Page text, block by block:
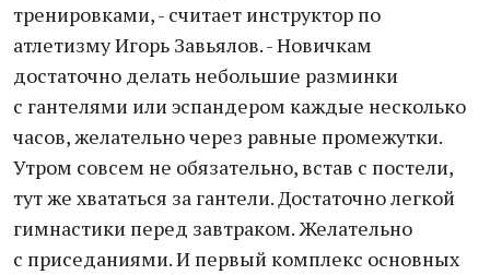
тренировками, - считает инструктор по
атлетизму Игорь Завьялов. - Новичкам
достаточно делать небольшие разминки
с гантелями или эспандером каждые несколько
часов, желательно через равные промежутки.
Утром совсем не обязательно, встав с постели,
тут же хвататься за гантели. Достаточно легкой
гимнастики перед завтраком. Желательно
с приседаниями. И первый комплекс основных